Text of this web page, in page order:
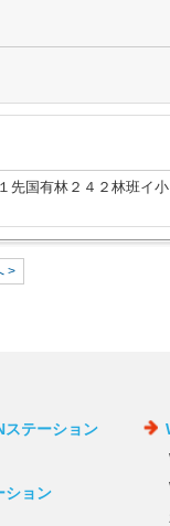
先国有林２４２林班イ小
>